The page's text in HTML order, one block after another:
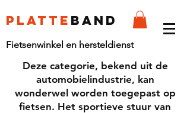
platte band
Fietsenwinkel en hersteldienst
Deze categorie, bekend uit de
automobielindustrie, kan
wonderwel worden toegepast op
fietsen. Het sportieve stuur van